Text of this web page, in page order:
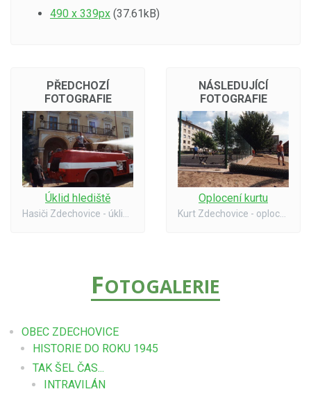
490 x 339px (37.61kB)
PŘEDCHOZÍ
FOTOGRAFIE
Úklid hlediště
NÁSLEDUJÍCÍ
FOTOGRAFIE
Oplocení kurtu
FOTOGALERIE
OBEC ZDECHOVICE
HISTORIE DO ROKU 1945
TAK ŠEL ČAS...
INTRAVILÁN